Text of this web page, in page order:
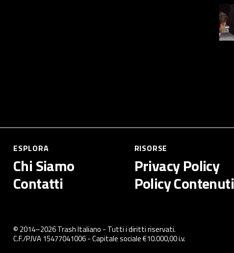
ESPLORA
Chi Siamo
Contatti
RISORSE
Privacy Policy
Policy Contenuti
© 2014–2026Trash Italiano - Tutti i diritti riservati.
C.F./P.IVA 15477041006 - Capitale sociale €10.000,00 i.v.